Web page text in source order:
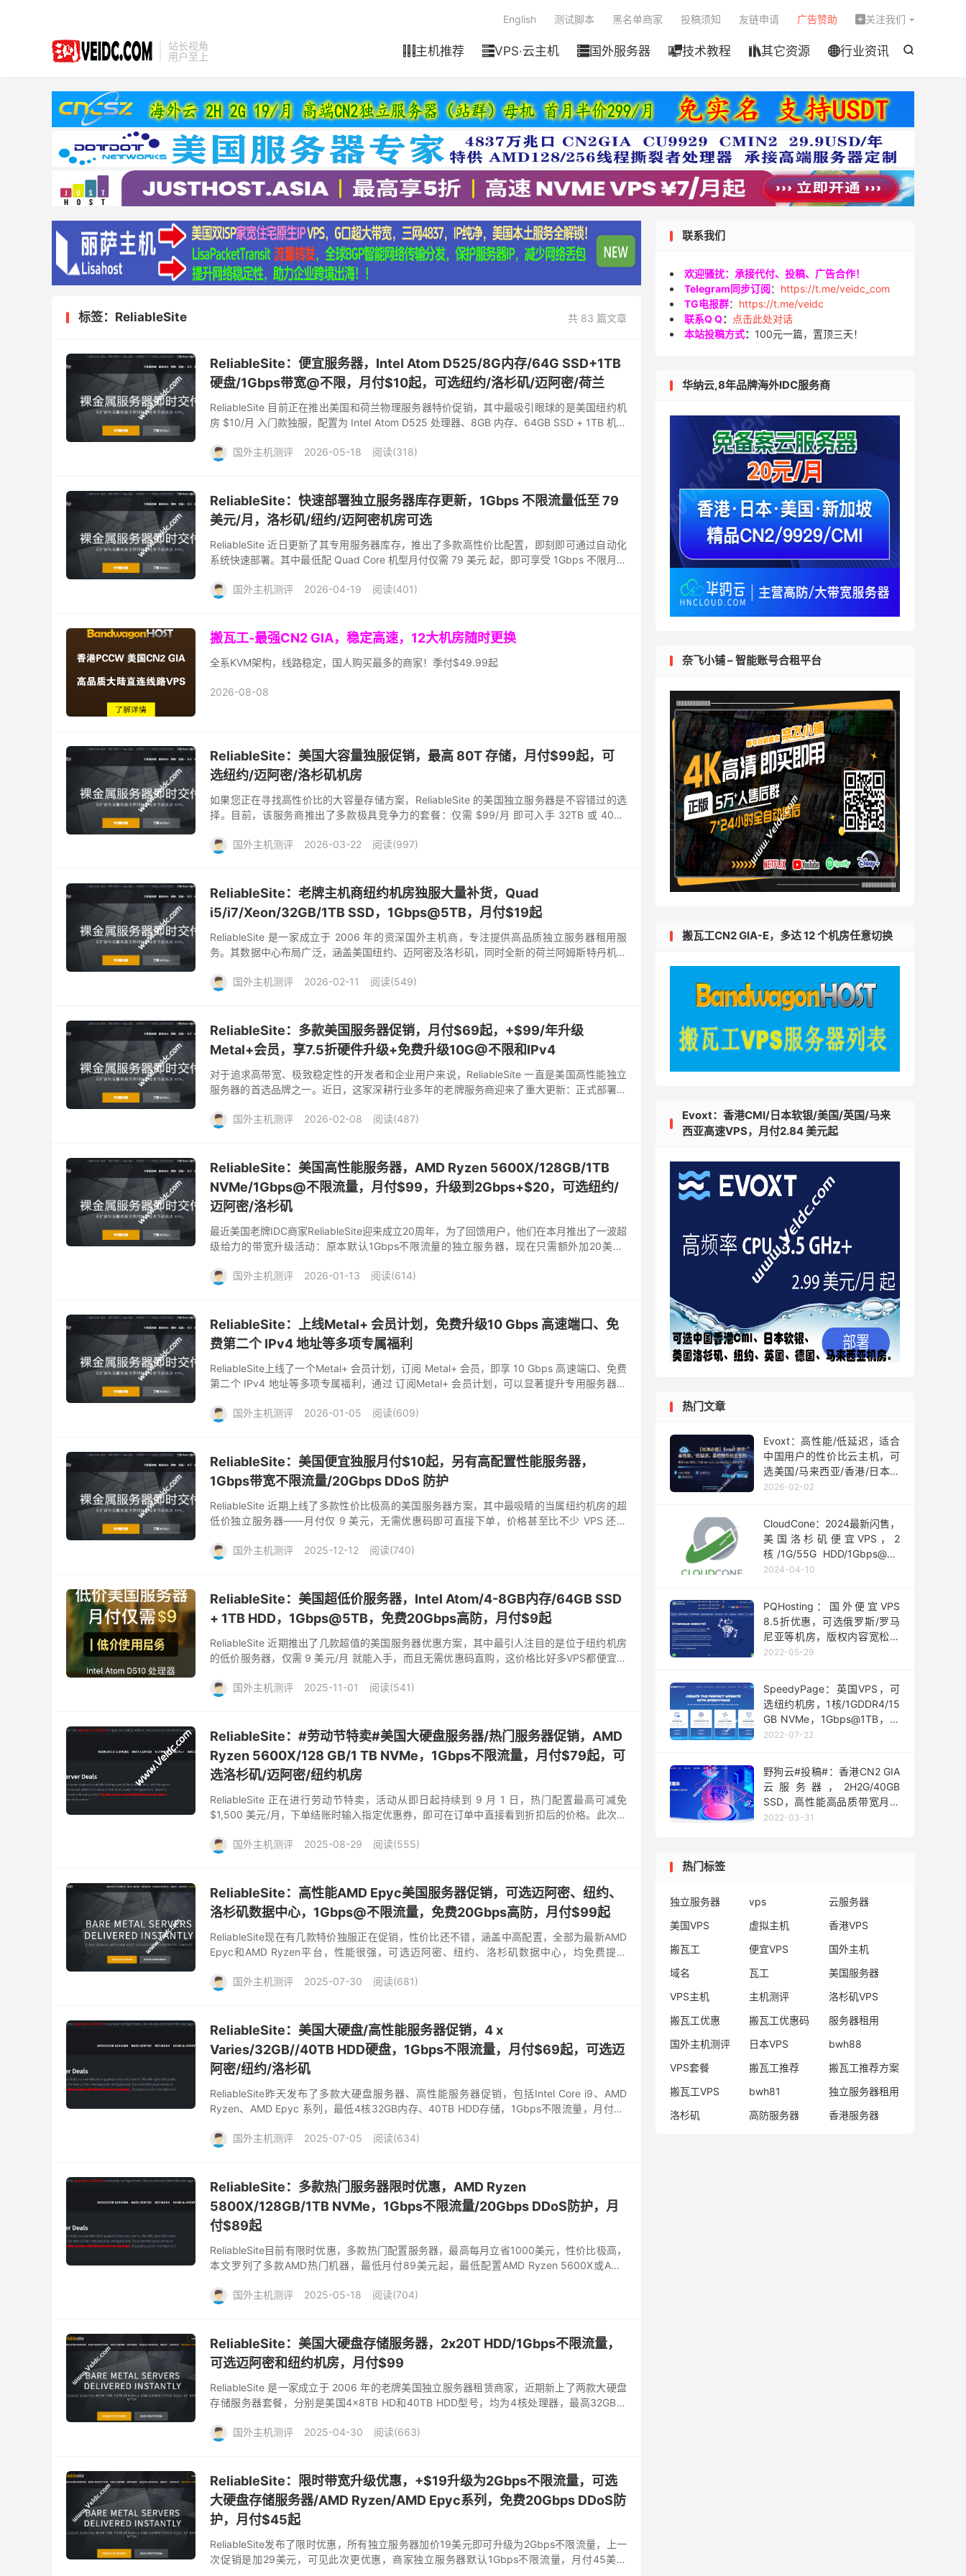
站长视角
用户至上

主机推荐 VPS·云主机 国外服务器 技术教程 其它资源 行业资讯
English 测试脚本 黑名单商家 投稿须知 友链申请 广告赞助  关注我们
共 83 篇文章
标签：ReliableSite
ReliableSite：便宜服务器，Intel Atom D525/8G内存/64G SSD+1TB
硬盘/1Gbps带宽@不限，月付$10起，可选纽约/洛杉矶/迈阿密/荷兰
ReliableSite 目前正在推出美国和荷兰物理服务器特价促销，其中最吸引眼球的是美国纽约机
房 $10/月 入门款独服，配置为 Intel Atom D525 处理器、8GB 内存、64GB SSD + 1TB 机械
国外主机测评
2026-05-18 阅读(318)
ReliableSite：快速部署独立服务器库存更新，1Gbps 不限流量低至 79
美元/月，洛杉矶/纽约/迈阿密机房可选
ReliableSite 近日更新了其专用服务器库存，推出了多款高性价比配置，即刻即可通过自动化
系统快速部署。其中最低配 Quad Core 机型月付仅需 79 美元 起，即可享受 1Gbps 不限月流
国外主机测评
2026-04-19 阅读(401)
搬瓦工-最强CN2 GIA，稳定高速，12大机房随时更换
全系KVM架构，线路稳定，国人购买最多的商家！季付$49.99起
2026-08-08
ReliableSite：美国大容量独服促销，最高 80T 存储，月付$99起，可
选纽约/迈阿密/洛杉矶机房
如果您正在寻找高性价比的大容量存储方案，ReliableSite 的美国独立服务器是不容错过的选
择。目前，该服务商推出了多款极具竞争力的套餐：仅需 $99/月 即可入手 32TB 或 40TB
国外主机测评
2026-03-22 阅读(997)
ReliableSite：老牌主机商纽约机房独服大量补货，Quad
i5/i7/Xeon/32GB/1TB SSD，1Gbps@5TB，月付$19起
ReliableSite 是一家成立于 2006 年的资深国外主机商，专注提供高品质独立服务器租用服
务。其数据中心布局广泛，涵盖美国纽约、迈阿密及洛杉矶，同时全新的荷兰阿姆斯特丹机房
国外主机测评
2026-02-11 阅读(549)
ReliableSite：多款美国服务器促销，月付$69起，+$99/年升级
Metal+会员，享7.5折硬件升级+免费升级10G@不限和IPv4
对于追求高带宽、极致稳定性的开发者和企业用户来说，ReliableSite 一直是美国高性能独立
服务器的首选品牌之一。近日，这家深耕行业多年的老牌服务商迎来了重大更新：正式部署荷
国外主机测评
2026-02-08 阅读(487)
ReliableSite：美国高性能服务器，AMD Ryzen 5600X/128GB/1TB
NVMe/1Gbps@不限流量，月付$99，升级到2Gbps+$20，可选纽约/
迈阿密/洛杉矶
最近美国老牌IDC商家ReliableSite迎来成立20周年，为了回馈用户，他们在本月推出了一波超
级给力的带宽升级活动：原本默认1Gbps不限流量的独立服务器，现在只需额外加20美元/
国外主机测评
2026-01-13 阅读(614)
ReliableSite：上线Metal+ 会员计划，免费升级10 Gbps 高速端口、免
费第二个 IPv4 地址等多项专属福利
ReliableSite上线了一个Metal+ 会员计划，订阅 Metal+ 会员，即享 10 Gbps 高速端口、免费
第二个 IPv4 地址等多项专属福利，通过 订阅Metal+ 会员计划，可以显著提升专用服务器体
国外主机测评
2026-01-05 阅读(609)
ReliableSite：美国便宜独服月付$10起，另有高配置性能服务器，
1Gbps带宽不限流量/20Gbps DDoS 防护
ReliableSite 近期上线了多款性价比极高的美国服务器方案，其中最吸睛的当属纽约机房的超
低价独立服务器——月付仅 9 美元，无需优惠码即可直接下单，价格甚至比不少 VPS 还便
国外主机测评
2025-12-12 阅读(740)
ReliableSite：美国超低价服务器，Intel Atom/4-8GB内存/64GB SSD
+ 1TB HDD，1Gbps@5TB，免费20Gbps高防，月付$9起
ReliableSite 近期推出了几款超值的美国服务器优惠方案，其中最引人注目的是位于纽约机房
的低价服务器，仅需 9 美元/月 就能入手，而且无需优惠码直购，这价格比好多VPS都便宜。
国外主机测评
2025-11-01 阅读(541)
ReliableSite：#劳动节特卖#美国大硬盘服务器/热门服务器促销，AMD
Ryzen 5600X/128 GB/1 TB NVMe，1Gbps不限流量，月付$79起，可
选洛杉矶/迈阿密/纽约机房
ReliableSite 正在进行劳动节特卖，活动从即日起持续到 9 月 1 日，热门配置最高可减免
$1,500 美元/月，下单结账时输入指定优惠券，即可在订单中直接看到折扣后的价格。此次促
国外主机测评
2025-08-29 阅读(555)
ReliableSite：高性能AMD Epyc美国服务器促销，可选迈阿密、纽约、
洛杉矶数据中心，1Gbps@不限流量，免费20Gbps高防，月付$99起
ReliableSite现在有几款特价独服正在促销，性价比还不错，涵盖中高配置，全部为最新AMD
Epyc和AMD Ryzen平台，性能很强，可选迈阿密、纽约、洛杉矶数据中心，均免费提供
国外主机测评
2025-07-30 阅读(681)
ReliableSite：美国大硬盘/高性能服务器促销，4 x
Varies/32GB//40TB HDD硬盘，1Gbps不限流量，月付$69起，可选迈
阿密/纽约/洛杉矶
ReliableSite昨天发布了多款大硬盘服务器、高性能服务器促销，包括Intel Core i9、AMD
Ryzen、AMD Epyc 系列，最低4核32GB内存、40TB HDD存储，1Gbps不限流量，月付69
国外主机测评
2025-07-05 阅读(634)
ReliableSite：多款热门服务器限时优惠，AMD Ryzen
5800X/128GB/1TB NVMe，1Gbps不限流量/20Gbps DDoS防护，月
付$89起
ReliableSite目前有限时优惠，多款热门配置服务器，最高每月立省1000美元，性价比极高，
本文罗列了多款AMD热门机器，最低月付89美元起，最低配置AMD Ryzen 5600X或AMD
国外主机测评
2025-05-18 阅读(704)
ReliableSite：美国大硬盘存储服务器，2x20T HDD/1Gbps不限流量，
可选迈阿密和纽约机房，月付$99
ReliableSite 是一家成立于 2006 年的老牌美国独立服务器租赁商家，近期新上了两款大硬盘
存储服务器套餐，分别是美国4x8TB HD和40TB HDD型号，均为4核处理器，最高32GB内
国外主机测评
2025-04-30 阅读(663)
ReliableSite：限时带宽升级优惠，+$19升级为2Gbps不限流量，可选
大硬盘存储服务器/AMD Ryzen/AMD Epyc系列，免费20Gbps DDoS防
护，月付$45起
ReliableSite发布了限时优惠，所有独立服务器加价19美元即可升级为2Gbps不限流量，上一
次促销是加29美元，可见此次更优惠，商家独立服务器默认1Gbps不限流量，月付45美元
联系我们
欢迎骚扰：承接代付、投稿、广告合作！
Telegram同步订阅： https://t.me/veidc_com
TG电报群： https://t.me/veidc
联系Q Q：
点击此处对话
本站投稿方式： 100元一篇，置顶三天！
华纳云,8年品牌海外IDC服务商
奈飞小铺 – 智能账号合租平台
搬瓦工CN2 GIA-E，多达 12 个机房任意切换
Evoxt：香港CMI/日本软银/美国/英国/马来
西亚高速VPS，月付2.84 美元起
热门文章
Evoxt：高性能/低延迟，适合
中国用户的性价比云主机，可
选美国/马来西亚/香港/日本等
17个机房，1Gbps大带宽，月
2026-02-02
CloudCone：2024最新闪售，
美国洛杉矶便宜VPS，2
核/1G/55G HDD/1Gbps@3T
月流量，年付$15.5起
2024-04-10
PQHosting：国外便宜VPS
8.5折优惠，可选俄罗斯/罗马
尼亚等机房，版权内容宽松，
€3.2/月起
2022-05-29
SpeedyPage：英国VPS，可
选纽约机房，1核/1GDDR4/15
GB NVMe，1Gbps@1TB，月
付3.5英镑起
2022-07-22
野狗云#投稿#：香港CN2 GIA
云服务器，2H2G/40GB
SSD，高性能高品质带宽月付
39元起测评
2022-03-31
热门标签
独立服务器 vps
云服务器
美国VPS
虚拟主机
香港VPS
搬瓦工
便宜VPS
国外主机
域名
瓦工
美国服务器
VPS主机
主机测评
洛杉矶VPS
搬瓦工优惠
搬瓦工优惠码
服务器租用
国外主机测评
日本VPS
bwh88
VPS套餐
搬瓦工推荐
搬瓦工推荐方案
搬瓦工VPS
bwh81
独立服务器租用
洛杉矶
高防服务器 香港服务器